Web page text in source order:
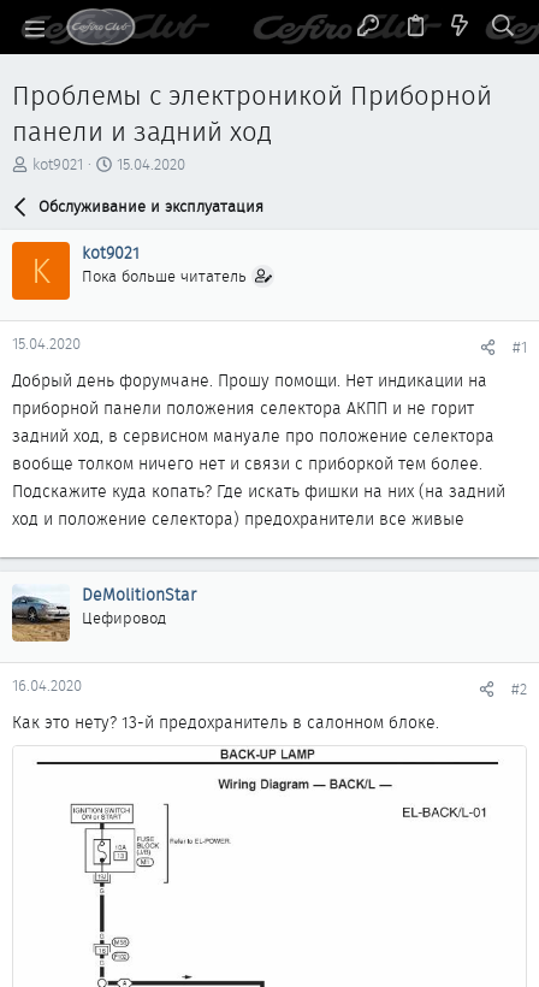
Проблемы с электроникой Приборной
панели и задний ход
А
р
т
м
ы
kot9021
Д
т
н
а
а
15.04.2020
Обслуживание и эксплуатация
K kot9021
Пока больше читатель
15.04.2020 #1
Добрый день форумчане. Прошу помощи. Нет индикации на
приборной панели положения селектора АКПП и не горит
задний ход, в сервисном мануале про положение селектора
вообще толком ничего нет и связи с приборкой тем более.
Подскажите куда копать? Где искать фишки на них (на задний
ход и положение селектора) предохранители все живые
DeMolitionStar
Цефировод
16.04.2020 #2
Как это нету? 13-й предохранитель в салонном блоке.